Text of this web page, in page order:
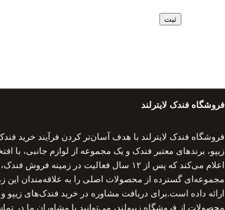
فروشگاه فندک لایترلند
فروشگاه فندک لایترلند با هدف آسان‌تر کردن فرآیند خرید
زیپو، برندهای معتبر فندک و یک مجموعه از لوازم جانبی، با
اعلام می‌کند که پس از ۱۲ سال فعالیت در زمینه فروش فندک،
مجموعه‌ای گسترده از محصولات اصلی را به علاقه‌مندان این
ارائه داده است.برای دریافت مشاوره در خرید فندک‌های زیپو و
محصولات از فروشگاه زیپولند، می‌توانید با مشاوران ما در